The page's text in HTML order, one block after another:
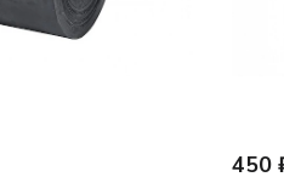
450